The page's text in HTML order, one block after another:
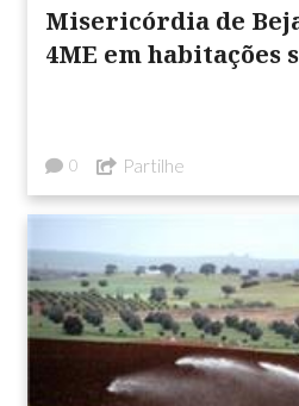
Misericórdia de
4ME em habitações
0 Partilhe